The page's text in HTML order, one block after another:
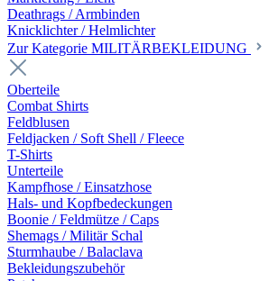
Deathrags / Armbinden
Knicklichter / Helmlichter
Zur Kategorie MILITÄRBEKLEIDUNG
Oberteile
Combat Shirts
Feldblusen
Feldjacken / Soft Shell / Fleece
T-Shirts
Unterteile
Kampfhose / Einsatzhose
Hals- und Kopfbedeckungen
Boonie / Feldmütze / Caps
Shemags / Militär Schal
Sturmhaube / Balaclava
Bekleidungszubehör